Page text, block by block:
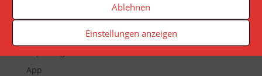
Ablehnen
Einstellungen anzeigen
Veranstaltungen
App